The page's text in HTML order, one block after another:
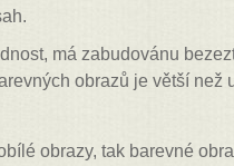
má zabudovánu
obrazů je větší než
obrazy, tak barevné